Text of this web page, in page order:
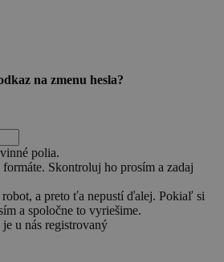
na zmenu hesla?
polia.
Skontroluj ho prosím a zadaj
a preto ťa nepustí ďalej. Pokiaľ si
a spoločne to vyriešime.
u nás registrovaný